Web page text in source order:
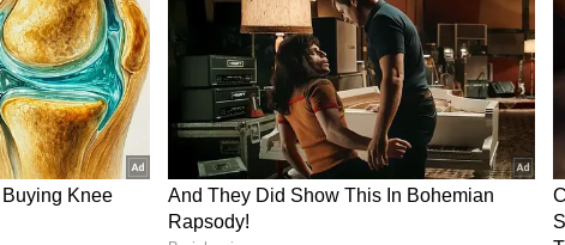
விமர்சனங்களை சந்தித்த இப்படம் பாக்ஸ்
சரிவை சந்தித்து வருகின்றது. முதல் நாளில் ரூ. 140
அடுத்த இரண்டு நாட்களில் தலா ரூ.100 கோடி வீதம்